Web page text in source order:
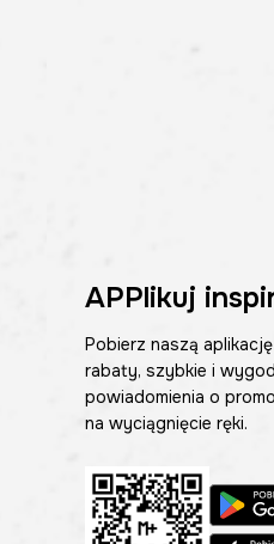
APPlikuj
Pobierz naszą
rabaty, szybkie i
powiadomienia o
na wyciągnięcie ręki.